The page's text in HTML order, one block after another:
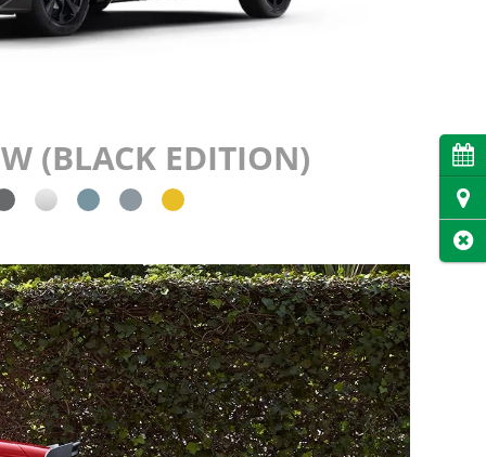
(BLACK EDITION)